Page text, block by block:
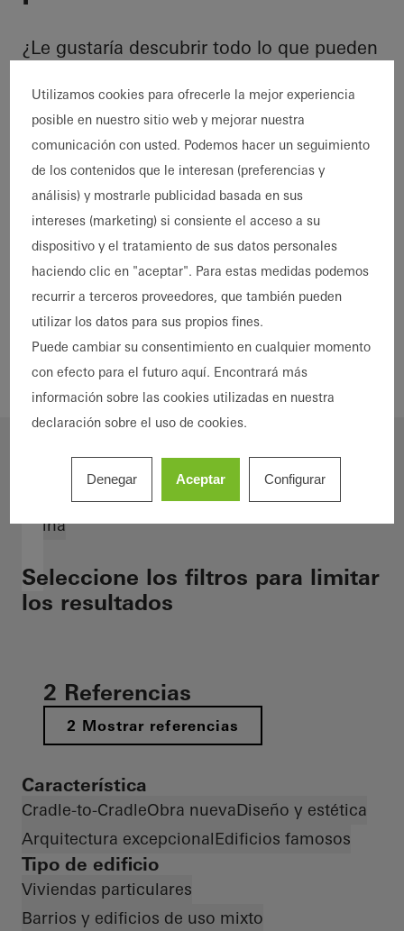
¿Le gustaría descubrir todo lo que pueden
serie de proyectos de referencia
internacionales demuestran la versatilidad
de las soluciones de Schüco en la
construcción residencial y comercial,
desde modernas construcciones nuevas
hasta complejas reformas y ampliaciones.
Descubra proyectos reales que destacan
por su precisión en la ejecución, su
instalación eficiente y sus resultados de
alta calidad. Déjese inspirar y obtenga
nuevas ideas para su próximo proyecto de
construcción.
Filtros seleccionados
Filtrar resultados
China
Seleccione los filtros para limitar
los resultados
2 Referencias
2 Mostrar referencias
Característica
Cradle-to-CradleObra nuevaDiseño y estética
Arquitectura excepcionalEdificios famosos
Tipo de edificio
Viviendas particulares
Barrios y edificios de uso mixto
Utilizamos cookies para ofrecerle la mejor experiencia
posible en nuestro sitio web y mejorar nuestra
comunicación con usted. Podemos hacer un seguimiento
de los contenidos que le interesan (preferencias y
análisis) y mostrarle publicidad basada en sus
intereses (marketing) si consiente el acceso a su
dispositivo y el tratamiento de sus datos personales
haciendo clic en "aceptar". Para estas medidas podemos
recurrir a terceros proveedores, que también pueden
utilizar los datos para sus propios fines.
Puede cambiar su consentimiento en cualquier momento
con efecto para el futuro aquí. Encontrará más
información sobre las cookies utilizadas en nuestra
declaración sobre el uso de cookies.
Denegar Aceptar Configurar